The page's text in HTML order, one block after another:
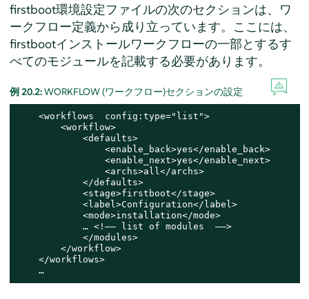
firstboot環境設定ファイルの次のセクションは、ワ
ークフロー定義から成り立っています。ここには、
firstbootインストールワークフローの一部とするす
べてのモジュールを記載する必要があります。
例 20.2:WORKFLOW (ワークフロー)セクションの設定
    <workflows  config:type="list">
        <workflow>
            <defaults>
                <enable_back>yes</enable_back>
                <enable_next>yes</enable_next>
                <archs>all</archs>
            </defaults>
            <stage>firstboot</stage>
            <label>Configuration</label>
            <mode>installation</mode>
            … <!–– list of modules  ––>
            </modules>
        </workflow>
    </workflows>
    …